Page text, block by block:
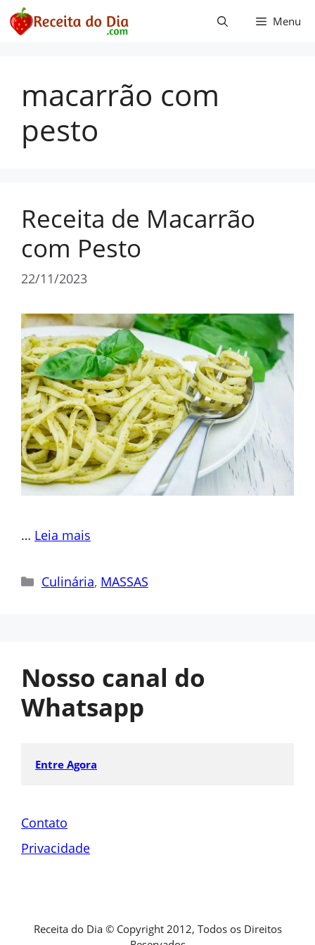
Pular
para
Menu
macarrão com
pesto
Receita de Macarrão
com Pesto
22/11/2023
… Leia mais
Categorias
Culinária, MASSAS
Nosso canal do
Whatsapp
Entre Agora
Contato
Privacidade
Receita do Dia © Copyright 2012, Todos os Direitos